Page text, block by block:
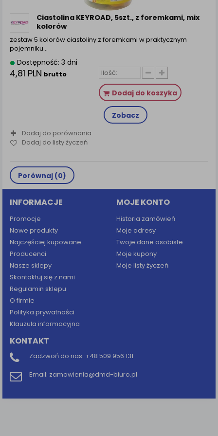
Ciastolina KEYROAD, 5szt., z foremkami, mix
kolorów
zestaw 5 kolorów ciastoliny z foremkami w praktycznym
pojemniku…
Dostępność: 3 dni
4,81 PLN brutto
Dodaj do koszyka
Zobacz
Dodaj do porównania
Dodaj do listy życzeń
Porównaj (0)
INFORMACJE
Promocje
Nowe produkty
Najczęściej kupowane
Producenci
Nasze sklepy
Skontaktuj się z nami
Regulamin sklepu
O firmie
Polityka prywatności
Klauzula informacyjna
MOJE KONTO
Historia zamówień
Moje adresy
Twoje dane osobiste
Moje kupony
Moje listy życzeń
KONTAKT
Zadzwoń do nas: +48 509 956 131
Email: zamowienia@dmd-biuro.pl
zamówienia na Państwa email lub wyświetlenie
Państwu prawidłowych informacji o promocjach czy
cenach indywidualnych, ważna jest Państwa
zakładania konta.
dowolnym momencie wycofać.
Klauzula Informacyjna (rozwiń)
Lista Zaufanych Partnerów (rozwiń)